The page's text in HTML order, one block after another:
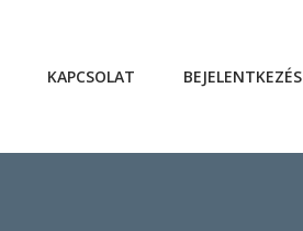
KAPCSOLAT BEJELENTKEZÉS